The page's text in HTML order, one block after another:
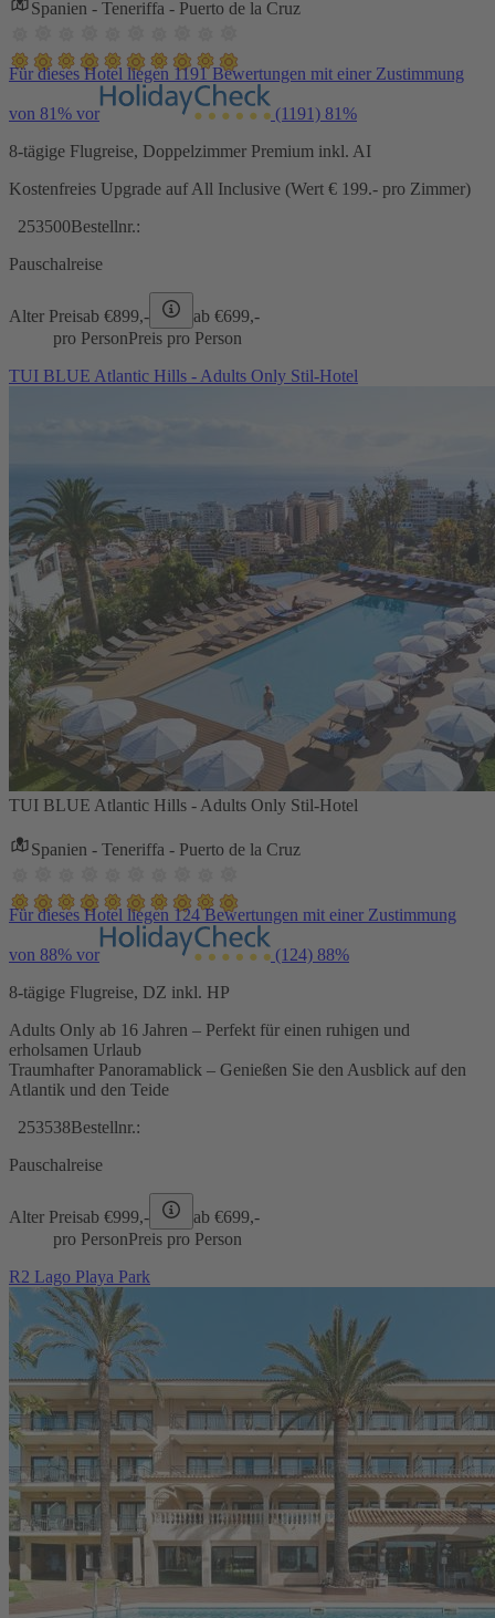
Spanien - Teneriffa - Puerto de la Cruz
Für dieses Hotel liegen 1191 Bewertungen mit einer Zustimmung
von 81% vor (1191) 81%
8-tägige Flugreise, Doppelzimmer Premium inkl. AI
Kostenfreies Upgrade auf All Inclusive (Wert € 199.- pro Zimmer)
253500Bestellnr.:
Pauschalreise
Alter Preisab €899,- ab €699,-
pro PersonPreis pro Person
TUI BLUE Atlantic Hills - Adults Only Stil-Hotel
TUI BLUE Atlantic Hills - Adults Only Stil-Hotel
Spanien - Teneriffa - Puerto de la Cruz
Für dieses Hotel liegen 124 Bewertungen mit einer Zustimmung
von 88% vor (124) 88%
8-tägige Flugreise, DZ inkl. HP
Adults Only ab 16 Jahren – Perfekt für einen ruhigen und
erholsamen Urlaub
Traumhafter Panoramablick – Genießen Sie den Ausblick auf den
Atlantik und den Teide
253538Bestellnr.:
Pauschalreise
Alter Preisab €999,- ab €699,-
pro PersonPreis pro Person
R2 Lago Playa Park